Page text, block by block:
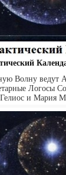
Волну ведут
Логосы
Гелиос и Мария